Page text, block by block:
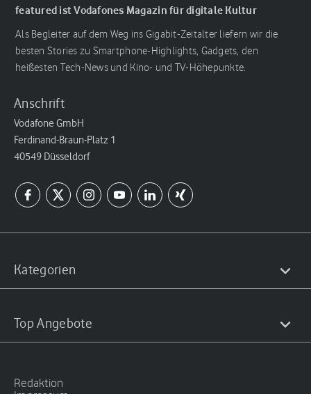
featured ist Vodafones Magazin für digitale Kultur
Als Begleiter auf dem Weg ins Gigabit-Zeitalter liefern wir die
besten Stories zu Smartphone-Highlights, Gadgets, den
heißesten Tech-News und Kino- und TV-Höhepunkte.
Anschrift
Vodafone GmbH
Ferdinand-Braun-Platz 1
40549 Düsseldorf
Kategorien
Top Angebote
Redaktion